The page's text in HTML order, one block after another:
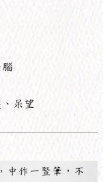
、呆望